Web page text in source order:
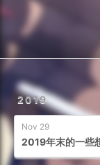
2019
Nov 29
2019年末的一些